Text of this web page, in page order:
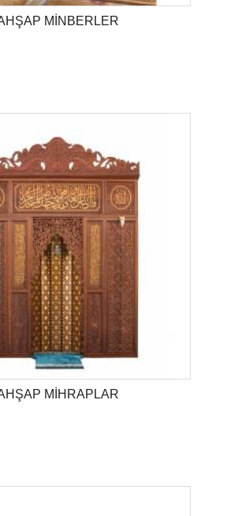
MİNBERLER
MİHRAPLAR